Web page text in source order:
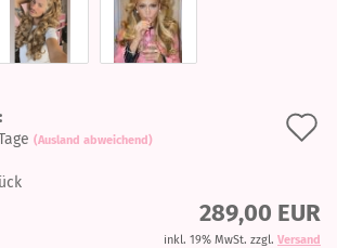
(Ausland abweichend)
289,00 EUR
inkl. 19% MwSt. zzgl. Versand